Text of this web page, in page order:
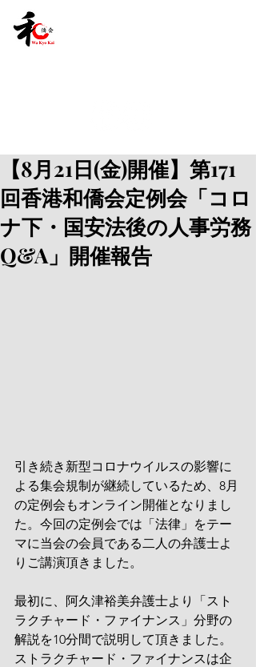
【8月21日(金)開催】第171
回香港和僑会定例会「コロ
ナ下・国安法後の人事労務
Q&A」開催報告
引き続き新型コロナウイルスの影響に
よる集会規制が継続しているため、8月
の定例会もオンライン開催となりまし
た。今回の定例会では「法律」をテー
マに当会の会員である二人の弁護士よ
りご講演頂きました。
最初に、阿久津裕美弁護士より「スト
ラクチャード・ファイナンス」分野の
解説を10分間で説明して頂きました。
ストラクチャード・ファイナンスは企